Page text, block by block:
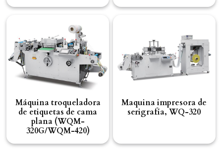
Máquina troqueladora
de etiquetas de cama
plana (WQM-
320G/WQM-420)
Maquina impresora de
serigrafía, WQ-320